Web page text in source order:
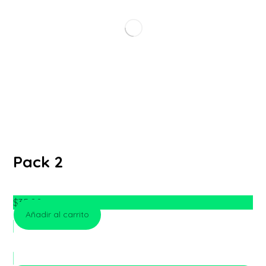
Pack 2
$35.00
Añadir al carrito